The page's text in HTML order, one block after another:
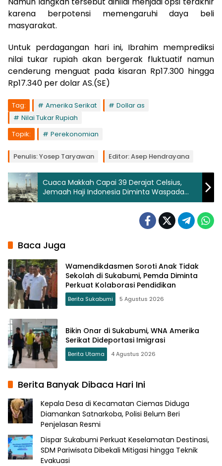
karena berpotensi memengaruhi daya beli
masyarakat.
Untuk perdagangan hari ini, Ibrahim memprediksi
nilai tukar rupiah akan bergerak fluktuatif namun
cenderung menguat pada kisaran Rp17.300 hingga
Rp17.340 per dolar AS.(SE)
Tag: Amerika Serikat
Dollar as
Nilai Tukar Rupiah
Topik:
Perekonomian
Penulis: Yosep Taryawan Editor: Asep Hendrayana
Cuaca Makkah Capai 39 Derajat Celsius,
Jemaah Haji Indonesia Diminta Waspada
Dehidrasi
Baca Juga
Wamendikdasmen Soroti Anak Tidak
Sekolah di Sukabumi, Pemda Diminta
Perkuat Kolaborasi Pendidikan
Berita Sukabumi 5 Agustus 2026
Bikin Onar di Sukabumi, WNA Amerika
Serikat Dideportasi Imigrasi
Berita Utama 4 Agustus 2026
Berita Banyak Dibaca Hari Ini
Kepala Desa di Kecamatan Ciemas Diduga
Diamankan Satnarkoba, Polisi Belum Beri
Penjelasan Resmi
Dispar Sukabumi Perkuat Keselamatan Destinasi,
SDM Pariwisata Dibekali Mitigasi hingga Teknik
Evakuasi